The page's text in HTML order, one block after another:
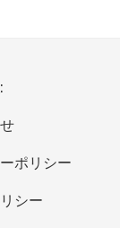
ポリシー
シー